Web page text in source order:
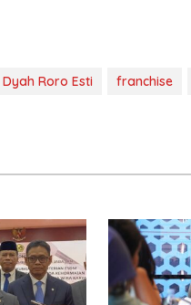
Dyah Roro Esti franchise